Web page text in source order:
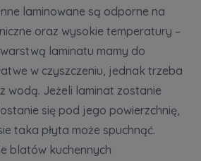
laminowane są odporne na
oraz wysokie temperatury –
laminatu mamy do
w czyszczeniu, jednak trzeba
wodą. Jeżeli laminat zostanie
się pod jego powierzchnię,
taka płyta może spuchnąć.
blatów kuchennych